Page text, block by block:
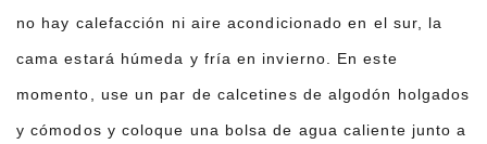
no hay calefacción ni aire acondicionado en el sur, la
cama estará húmeda y fría en invierno. En este
momento, use un par de calcetines de algodón holgados
y cómodos y coloque una bolsa de agua caliente junto a